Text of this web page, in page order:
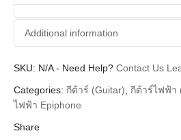
Additional information
Additional information
Body
Types
Brands
SKU: N/A- Need Help? Contact Us
Categories: กีต้าร์ (Guitar), กีต้าร์ไฟฟ้า
ไฟฟ้า Epiphone
Share